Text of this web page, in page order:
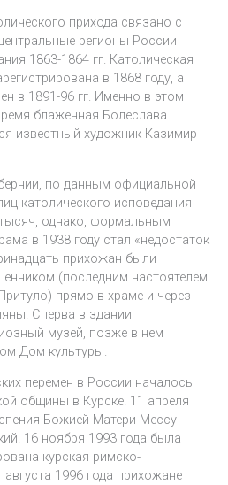
прихода связано с
регионы России
1863-1864 гг. Католическая
в 1868 году, а
в 1891-96 гг. Именно в этом
блаженная Болеслава
известный художник Казимир
по данным официальной
католического исповедания
однако, формальным
в 1938 году стал «недостаток
прихожан были
(последним настоятелем
прямо в храме и через
Сперва в здании
музей, позже в нем
Дом культуры.
перемен в России началось
общины в Курске. 11 апреля
Божией Матери Мессу
16 ноября 1993 года была
курская римско-
1996 года прихожане